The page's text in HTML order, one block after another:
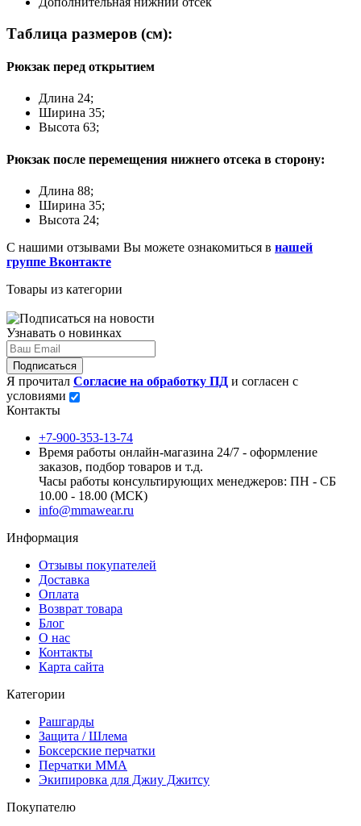
Таблица размеров (см):
Рюкзак перед открытием
Длина 24;
Ширина 35;
Высота 63;
Рюкзак после перемещения нижнего отсека в сторону:
Длина 88;
Ширина 35;
Высота 24;
С нашими отзывами Вы можете ознакомиться в нашей
группе Вконтакте
Товары из категории
Узнавать о новинках
Подписаться
Я прочитал Согласие на обработку ПД и согласен с
условиями
Контакты
+7-900-353-13-74
Время работы онлайн-магазина 24/7 - оформление
заказов, подбор товаров и т.д.
Часы работы консультирующих менеджеров: ПН - СБ
10.00 - 18.00 (МСК)
info@mmawear.ru
Информация
Отзывы покупателей
Доставка
Оплата
Возврат товара
Блог
О нас
Контакты
Карта сайта
Категории
Рашгарды
Защита / Шлема
Боксерские перчатки
Перчатки ММА
Экипировка для Джиу Джитсу
Покупателю